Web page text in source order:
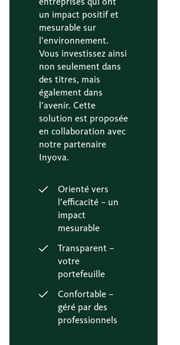
un impact positif et
mesurable sur
l’environnement.
Vous investissez ainsi
non seulement dans
des titres, mais
également dans
l’avenir. Cette
solution est proposée
en collaboration avec
notre partenaire
Inyova.
Orienté vers
l’efficacité – un
impact
mesurable
Transparent –
votre
portefeuille
Confortable –
géré par des
professionnels